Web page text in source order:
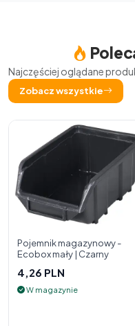
Najczęściej oglądane
Zobacz wszystkie
Pojemnik magazynowy -
Ecobox mały | Czarny
4,26 PLN
W magazynie